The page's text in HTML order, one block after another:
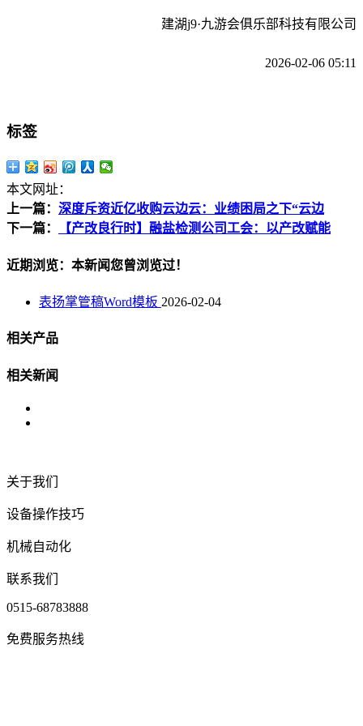
建湖j9·九游会俱乐部科技有限公司
2026-02-06 05:11
标签
本文网址：
上一篇： 深度斥资近亿收购云边云：业绩困局之下“云边
下一篇：
【产改良行时】融盐检测公司工会：以产改赋能
近期浏览：本新闻您曾浏览过！
表扬掌管稿Word模板 2026-02-04
相关产品
相关新闻
关于我们
设备操作技巧
机械自动化
联系我们
0515-68783888
免费服务热线